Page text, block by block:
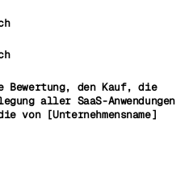
den Kauf, die
aller SaaS-Anwendungen
von [Unternehmensname]